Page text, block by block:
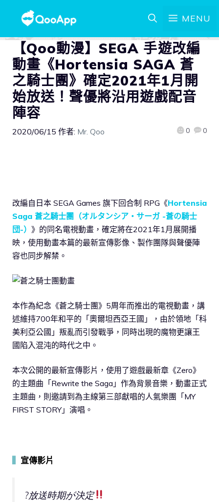
MENU
【Qoo動漫】SEGA 手遊改編
動畫《Hortensia SAGA 蒼
之騎士團》確定2021年1月開
始放送！聲優將沿用遊戲配音
陣容
2020/06/15 作者: Mr. Qoo 0 0
改編自日本 SEGA Games 旗下回合制 RPG《Hortensia
Saga 蒼之騎士團（オルタンシア・サーガ -蒼の騎士
団-） 》的同名電視動畫，確定將在2021年1月展開播
映，使用動畫本篇的最新宣傳影像、製作團隊與聲優陣
容也同步解禁。
本作為紀念《蒼之騎士團》5周年而推出的電視動畫，講
述維持700年和平的「奧爾坦西亞王國」，由於領地「科
美利亞公國」叛亂而引發戰爭，同時出現的魔物更讓王
國陷入混沌的時代之中。
本次公開的最新宣傳影片，使用了遊戲最新章《Zero》
的主題曲「Rewrite the Saga」作為背景音樂，動畫正式
主題曲，則邀請到為主線第三部獻唱的人氣樂團「MY
FIRST STORY」演唱。
宣傳影片
?放送時期が決定